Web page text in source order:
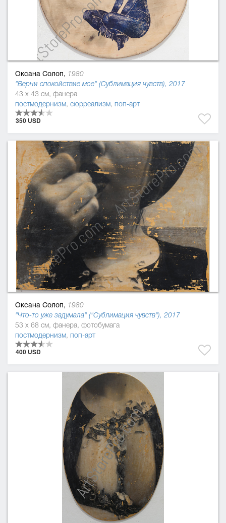
Оксана Солоп, 1980
"Верни спокойствие мое" (Сублимация чувств), 2017
43 x 43 см, фанера
постмодернизм, сюрреализм, поп-арт
350 USD
Оксана Солоп, 1980
"Что-то уже задумала" ("Сублимация чувств"), 2017
53 x 68 см, фанера, фотобумага
постмодернизм, поп-арт
400 USD